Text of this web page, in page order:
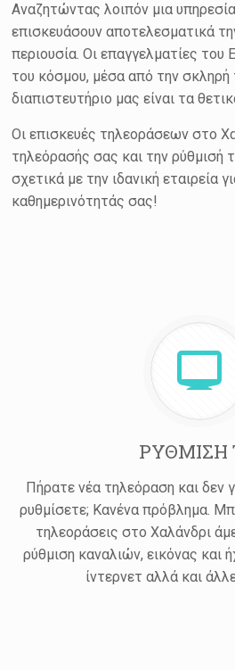
Αναζητώντας λοιπόν μια
επισκευάσουν αποτελεσματικά
περιουσία. Οι επαγγελματίες
του κόσμου, μέσα από την σκληρή
διαπιστευτήριο μας είναι τα
Οι επισκευές τηλεοράσεων στο
τηλεόρασής σας και την ρύθμισή
σχετικά με την ιδανική
καθημερινότητάς σας!
ΡΥΘΜΙΣΗ
Πήρατε νέα τηλεόραση και δεν
ρυθμίσετε; Κανένα πρόβλημα.
τηλεοράσεις στο Χαλάνδρι
ρύθμιση καναλιών, εικόνας και
ίντερνετ αλλά και